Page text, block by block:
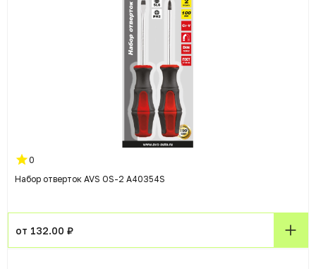
0
Набор отверток AVS OS-2 A40354S
от 132.00 ₽